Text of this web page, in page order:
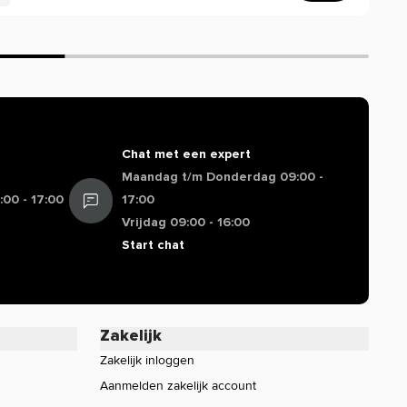
- 17:00
Chat met een expert
Maandag t/m Donderdag 09:00 -
17:00
Vrijdag 09:00 - 16:00
Start chat
Zakelijk
Zakelijk inloggen
Aanmelden zakelijk account